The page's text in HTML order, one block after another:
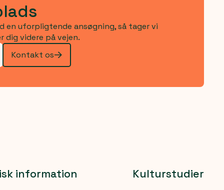
en uforpligtende ansøgning, så tager vi
videre på vejen.
Kontakt os
information Kulturstudier